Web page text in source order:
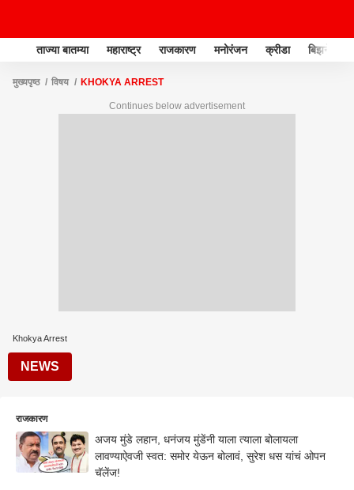
ताज्या बातम्या महाराष्ट्र राजकारण मनोरंजन क्रीडा बिझनेस
मुख्यपृष्ठ विषय KHOKYA ARREST
Continues below advertisement
Khokya Arrest
NEWS
राजकारण
अजय मुंडे लहान, धनंजय मुंडेंनी याला त्याला बोलायला
लावण्याऐवजी स्वत: समोर येऊन बोलावं, सुरेश धस यांचं ओपन
चॅलेंज!